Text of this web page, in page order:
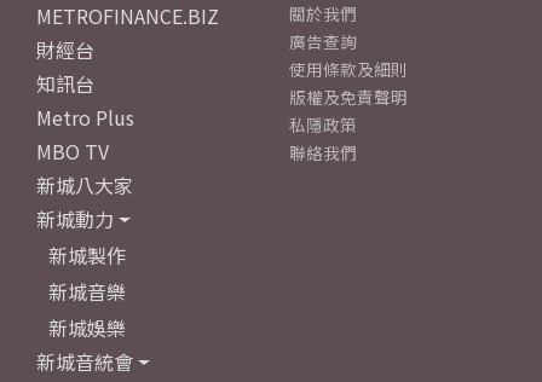
METROFINANCE.BIZ
財經台
知訊台
Metro Plus
MBO TV
新城八大家
新城動力
新城製作
新城音樂
新城娛樂
新城音統會
關於我們
廣告查詢
使用條款及細則
版權及免責聲明
私隱政策
聯絡我們